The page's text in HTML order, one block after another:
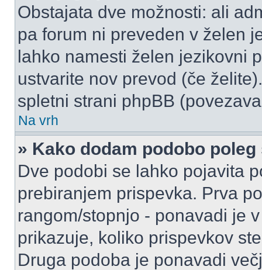
Obstajata dve možnosti: ali
pa forum ni preveden v želen
lahko namesti želen jezikovni
ustvarite nov prevod (če
spletni strani phpBB
Na vrh
» Kako dodam podobo
Dve podobi se lahko pojavita
prebiranjem prispevka. Prva
rangom/stopnjo - ponavadi je
prikazuje, koliko prispevkov
Druga podoba je ponavadi